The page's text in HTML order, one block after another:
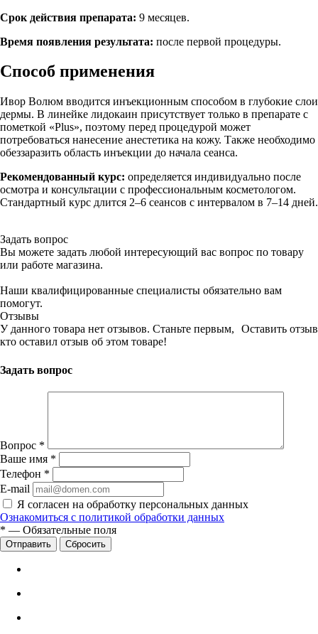
Срок действия препарата: 9 месяцев.
Время появления результата: после первой процедуры.
Способ применения
Ивор Волюм вводится инъекционным способом в глубокие слои
дермы. В линейке лидокаин присутствует только в препарате с
пометкой «Plus», поэтому перед процедурой может
потребоваться нанесение анестетика на кожу. Также необходимо
обеззаразить область инъекции до начала сеанса.
Рекомендованный курс: определяется индивидуально после
осмотра и консультации с профессиональным косметологом.
Стандартный курс длится 2–6 сеансов с интервалом в 7–14 дней.
Задать вопрос
Вы можете задать любой интересующий вас вопрос по товару
или работе магазина.
Наши квалифицированные специалисты обязательно вам
помогут.
Отзывы
Оставить отзыв
У данного товара нет отзывов. Станьте первым,
кто оставил отзыв об этом товаре!
Задать вопрос
Вопрос *
Ваше имя *
Телефон *
E-mail
Я согласен на обработку персональных данных
Ознакомиться с политикой обработки данных
* — Обязательные поля
Сбросить